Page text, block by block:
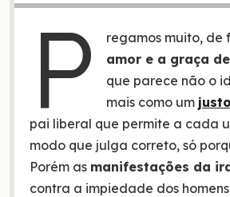
P regamos muito, de
amor e a graça
que parece não o
mais como um
pai liberal que permite a cada
modo que julga correto, só
Porém as manifestações da
contra a impiedade dos